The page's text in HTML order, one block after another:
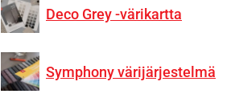
Deco Grey -värikartta
Symphony värijärjestelmä